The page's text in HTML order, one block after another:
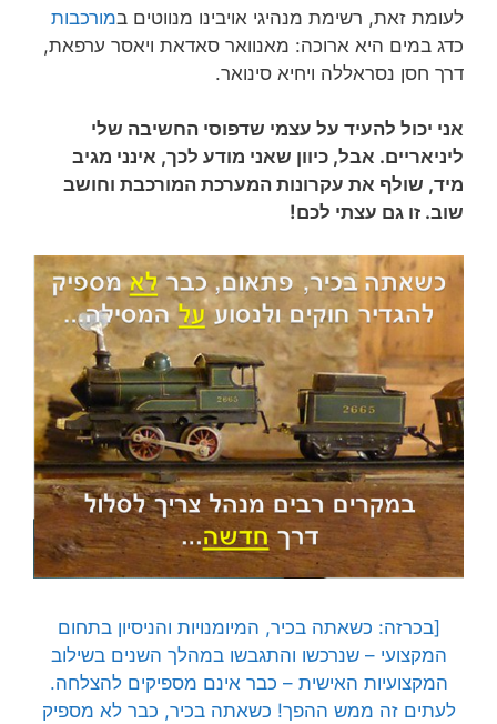
לעומת זאת, רשימת מנהיגי אויבינו מנווטים במורכבות
כדג במים היא ארוכה: מאנוואר סאדאת ויאסר ערפאת,
דרך חסן נסראללה ויחיא סינואר.
אני יכול להעיד על עצמי שדפוסי החשיבה שלי
ליניאריים. אבל, כיוון שאני מודע לכך, אינני מגיב
מיד, שולף את עקרונות המערכת המורכבת וחושב
שוב. זו גם עצתי לכם!
[בכרזה: כשאתה בכיר, המיומנויות והניסיון בתחום
המקצועי – שנרכשו והתגבשו במהלך השנים בשילוב
המקצועיות האישית – כבר אינם מספיקים להצלחה.
לעתים זה ממש ההפך! כשאתה בכיר, כבר לא מספיק